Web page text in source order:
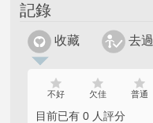
記錄
收藏 去過
不好 欠佳 普通
目前已有 0 人評分